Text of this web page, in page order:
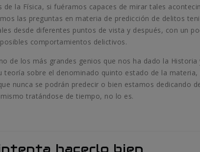
de la Física, si fuéramos capaces de mirar tales
las preguntas en materia de predicción de delitos
desde diferentes puntos de vista y después, con un
comportamientos delictivos.
de los más grandes genios que nos ha dado la
teoría sobre el denominado quinto estado de la
nunca se podrán predecir o bien estamos dedicando
tratándose de tiempo, no lo es.
hacerlo bien